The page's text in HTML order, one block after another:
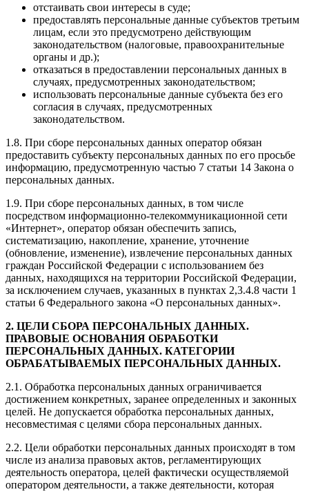
отстаивать свои интересы в суде;
предоставлять персональные данные субъектов третьим
лицам, если это предусмотрено действующим
законодательством (налоговые, правоохранительные
органы и др.);
отказаться в предоставлении персональных данных в
случаях, предусмотренных законодательством;
использовать персональные данные субъекта без его
согласия в случаях, предусмотренных
законодательством.
1.8. При сборе персональных данных оператор обязан
предоставить субъекту персональных данных по его просьбе
информацию, предусмотренную частью 7 статьи 14 Закона о
персональных данных.
1.9. При сборе персональных данных, в том числе
посредством информационно-телекоммуникационной сети
«Интернет», оператор обязан обеспечить запись,
систематизацию, накопление, хранение, уточнение
(обновление, изменение), извлечение персональных данных
граждан Российской Федерации с использованием без
данных, находящихся на территории Российской Федерации,
за исключением случаев, указанных в пунктах 2,3.4.8 части 1
статьи 6 Федерального закона «О персональных данных».
2. ЦЕЛИ СБОРА ПЕРСОНАЛЬНЫХ ДАННЫХ.
ПРАВОВЫЕ ОСНОВАНИЯ ОБРАБОТКИ
ПЕРСОНАЛЬНЫХ ДАННЫХ. КАТЕГОРИИ
ОБРАБАТЫВАЕМЫХ ПЕРСОНАЛЬНЫХ ДАННЫХ.
2.1. Обработка персональных данных ограничивается
достижением конкретных, заранее определенных и законных
целей. Не допускается обработка персональных данных,
несовместимая с целями сбора персональных данных.
2.2. Цели обработки персональных данных происходят в том
числе из анализа правовых актов, регламентирующих
деятельность оператора, целей фактически осуществляемой
оператором деятельности, а также деятельности, которая